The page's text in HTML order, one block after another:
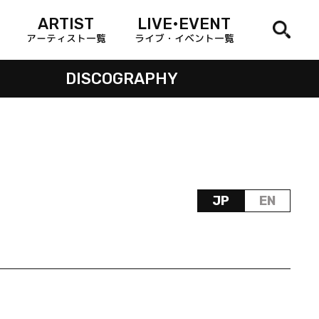
ARTIST
アーティスト一覧
LIVE•EVENT
ライブ・イベント一覧
DISCOGRAPHY
JP EN